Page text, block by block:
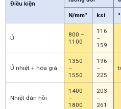
Điều kiện
N/mm² ksi
Ủ
800 –
1100
116
–
159
Ủ nhiệt + hóa già
1350
–
1550
196
–
225
Nhiệt đàn hồi
1400
–
1800
203
–
261